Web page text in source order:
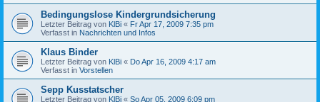
Bedingungslose Kindergrundsicherung
Letzter Beitrag von KlBi « Fr Apr 17, 2009 7:35 pm
Verfasst in Nachrichten und Infos
Klaus Binder
Letzter Beitrag von KlBi « Do Apr 16, 2009 4:17 am
Verfasst in Vorstellen
Sepp Kusstatscher
Letzter Beitrag von KlBi « So Apr 05, 2009 6:09 pm